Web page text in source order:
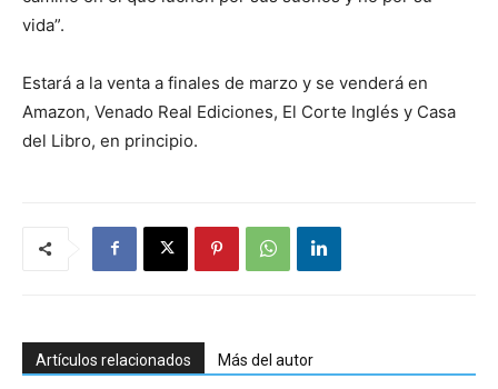
vida”.
Estará a la venta a finales de marzo y se venderá en
Amazon, Venado Real Ediciones, El Corte Inglés y Casa
del Libro, en principio.
Artículos relacionados Más del autor